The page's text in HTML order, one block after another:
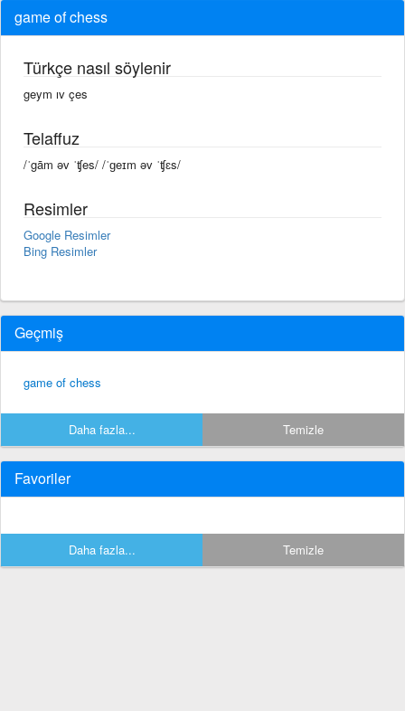
game of chess
Türkçe nasıl söylenir
geym ıv çes
Telaffuz
/ˈgām əv ˈʧes/ /ˈɡeɪm əv ˈʧɛs/
Resimler
Google Resimler
Bing Resimler
Geçmiş
game of chess
Daha fazla... Temizle
Favoriler
Daha fazla... Temizle